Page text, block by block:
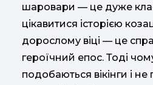
шаровари — це дуже
цікавитися історією
дорослому віці — це
героїчний епос. Тоді
подобаються вікінги і